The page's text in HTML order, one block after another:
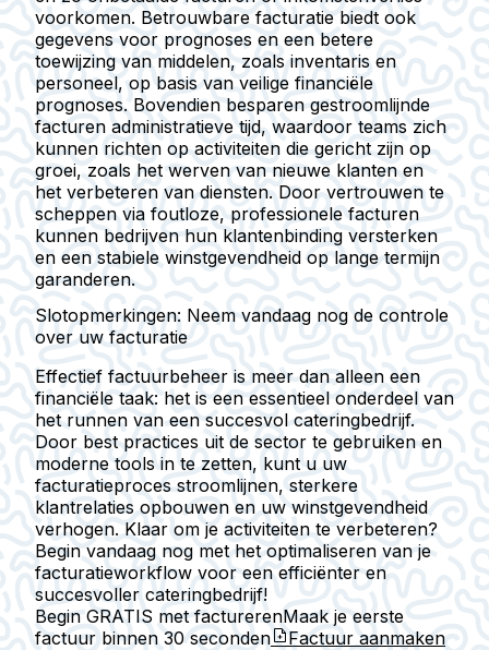
voorkomen. Betrouwbare facturatie biedt ook
gegevens voor prognoses en een betere
toewijzing van middelen, zoals inventaris en
personeel, op basis van veilige financiële
prognoses. Bovendien besparen gestroomlijnde
facturen administratieve tijd, waardoor teams zich
kunnen richten op activiteiten die gericht zijn op
groei, zoals het werven van nieuwe klanten en
het verbeteren van diensten. Door vertrouwen te
scheppen via foutloze, professionele facturen
kunnen bedrijven hun klantenbinding versterken
en een stabiele winstgevendheid op lange termijn
garanderen.
Slotopmerkingen: Neem vandaag nog de controle
over uw facturatie
Effectief factuurbeheer is meer dan alleen een
financiële taak: het is een essentieel onderdeel van
het runnen van een succesvol cateringbedrijf.
Door best practices uit de sector te gebruiken en
moderne tools in te zetten, kunt u uw
facturatieproces stroomlijnen, sterkere
klantrelaties opbouwen en uw winstgevendheid
verhogen. Klaar om je activiteiten te verbeteren?
Begin vandaag nog met het optimaliseren van je
facturatieworkflow voor een efficiënter en
succesvoller cateringbedrijf!
Begin GRATIS met facturerenMaak je eerste
factuur binnen 30 seconden Factuur aanmaken